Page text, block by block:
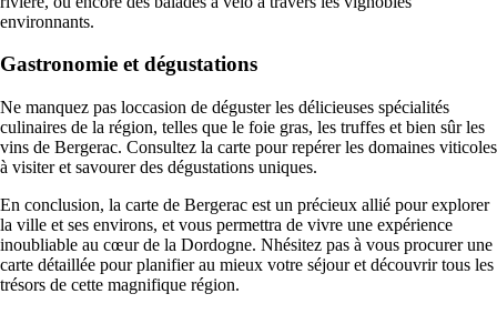
environnants.
Gastronomie et dégustations
Ne manquez pas loccasion de déguster les délicieuses spécialités
culinaires de la région, telles que le foie gras, les truffes et bien sûr les
vins de Bergerac. Consultez la carte pour repérer les domaines viticoles
à visiter et savourer des dégustations uniques.
En conclusion, la carte de Bergerac est un précieux allié pour explorer
la ville et ses environs, et vous permettra de vivre une expérience
inoubliable au cœur de la Dordogne. Nhésitez pas à vous procurer une
carte détaillée pour planifier au mieux votre séjour et découvrir tous les
trésors de cette magnifique région.